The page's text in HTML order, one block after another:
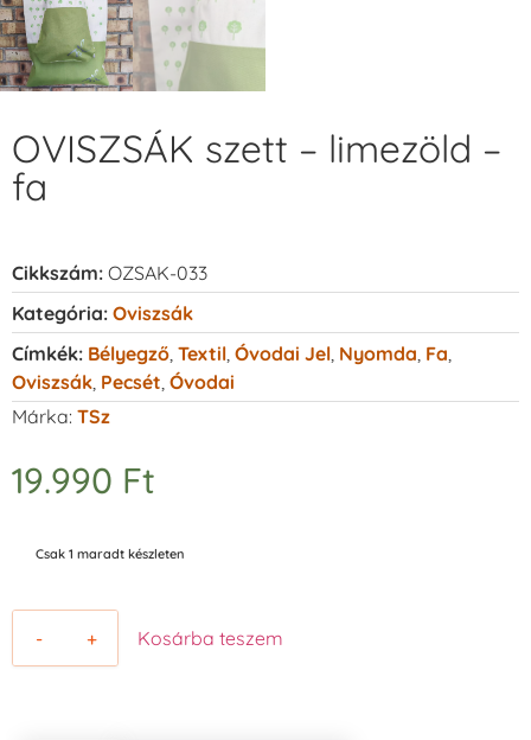
OVISZSÁK szett – limezöld –
fa
Cikkszám: OZSAK-033
Kategória: Oviszsák
Címkék: Bélyegző Textil Óvodai Jel Nyomda Fa
Oviszsák Pecsét Óvodai
Márka: TSz
19.990 Ft
Csak 1 maradt készleten
- + Kosárba teszem